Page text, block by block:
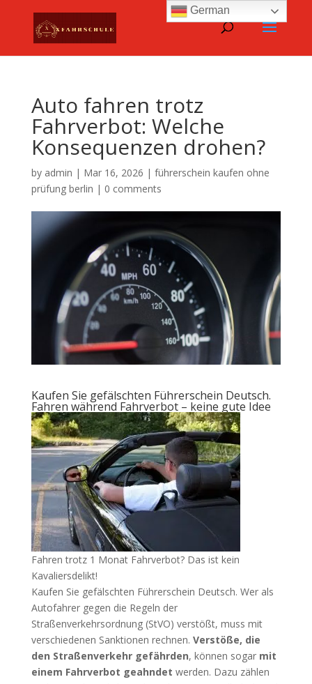
Auto fahren trotz
Fahrverbot: Welche
Konsequenzen drohen?
by admin | Mar 16, 2026 | führerschein kaufen ohne
prüfung berlin | 0 comments
Kaufen Sie gefälschten Führerschein Deutsch.
Fahren während Fahrverbot – keine gute Idee
Fahren trotz 1 Monat Fahrverbot? Das ist kein
Kavaliersdelikt!
Kaufen Sie gefälschten Führerschein Deutsch. Wer als
Autofahrer gegen die Regeln der
Straßenverkehrsordnung (StVO) verstößt, muss mit
verschiedenen Sanktionen rechnen. Verstöße, die
den Straßenverkehr gefährden, können sogar mit
einem Fahrverbot geahndet werden. Dazu zählen
German